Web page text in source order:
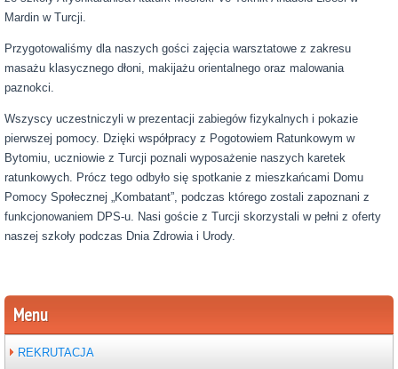
Menu
REKRUTACJA
Mardin w Turcji.
Przygotowaliśmy dla naszych gości zajęcia warsztatowe z zakresu
masażu klasycznego dłoni, makijażu orientalnego oraz malowania
paznokci.
Wszyscy uczestniczyli w prezentacji zabiegów fizykalnych i pokazie
pierwszej pomocy. Dzięki współpracy z Pogotowiem Ratunkowym w
Bytomiu, uczniowie z Turcji poznali wyposażenie naszych karetek
ratunkowych. Prócz tego odbyło się spotkanie z mieszkańcami Domu
Pomocy Społecznej „Kombatant”, podczas którego zostali zapoznani z
funkcjonowaniem DPS-u. Nasi goście z Turcji skorzystali w pełni z oferty
naszej szkoły podczas Dnia Zdrowia i Urody.